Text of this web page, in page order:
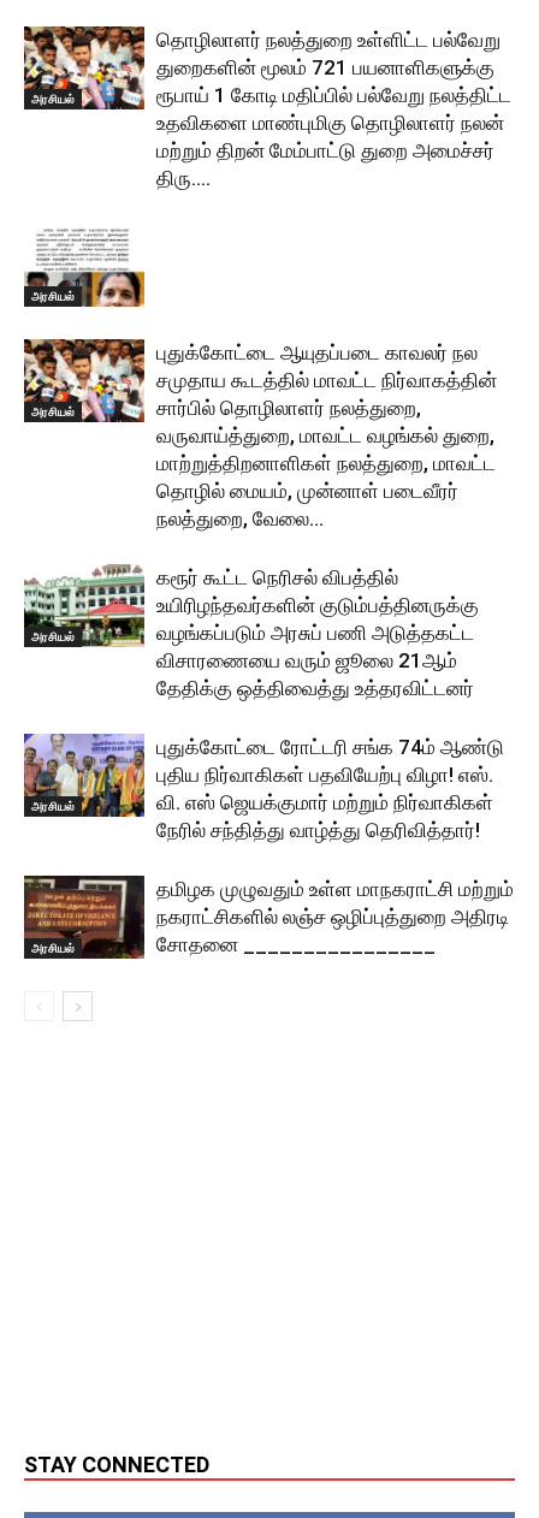
அரசியல்
தொழிலாளர் நலத்துறை உள்ளிட்ட பல்வேறு
துறைகளின் மூலம் 721 பயனாளிகளுக்கு
ரூபாய் 1 கோடி மதிப்பில் பல்வேறு நலத்திட்ட
உதவிகளை மாண்புமிகு தொழிலாளர் நலன்
மற்றும் திறன் மேம்பாட்டு துறை அமைச்சர்
திரு....
அரசியல்
அரசியல்
புதுக்கோட்டை ஆயுதப்படை காவலர் நல
சமுதாய கூடத்தில் மாவட்ட நிர்வாகத்தின்
சார்பில் தொழிலாளர் நலத்துறை,
வருவாய்த்துறை, மாவட்ட வழங்கல் துறை,
மாற்றுத்திறனாளிகள் நலத்துறை, மாவட்ட
தொழில் மையம், முன்னாள் படைவீரர்
நலத்துறை, வேலை...
அரசியல்
கரூர் கூட்ட நெரிசல் விபத்தில்
உயிரிழந்தவர்களின் குடும்பத்தினருக்கு
வழங்கப்படும் அரசுப் பணி அடுத்தகட்ட
விசாரணையை வரும் ஜூலை 21ஆம்
தேதிக்கு ஒத்திவைத்து உத்தரவிட்டனர்
அரசியல்
புதுக்கோட்டை ரோட்டரி சங்க 74ம் ஆண்டு
புதிய நிர்வாகிகள் பதவியேற்பு விழா! எஸ்.
வி. எஸ் ஜெயக்குமார் மற்றும் நிர்வாகிகள்
நேரில் சந்தித்து வாழ்த்து தெரிவித்தார்!
அரசியல்
தமிழக முழுவதும் உள்ள மாநகராட்சி மற்றும்
நகராட்சிகளில் லஞ்ச ஒழிப்புத்துறை அதிரடி
சோதனை ________________
STAY CONNECTED